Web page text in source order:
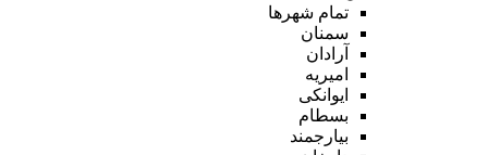
تمام شهر‌ها
سمنان
آرادان
امیریه
ایوانکی
بسطام
بیارجمند